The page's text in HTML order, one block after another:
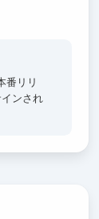
番リリ
ンされ